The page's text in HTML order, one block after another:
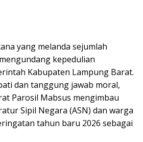
yang melanda sejumlah
kepedulian
Kabupaten Lampung Barat.
dan tanggung jawab moral,
Parosil Mabsus mengimbau
Sipil Negara (ASN) dan warga
tahun baru 2026 sebagai